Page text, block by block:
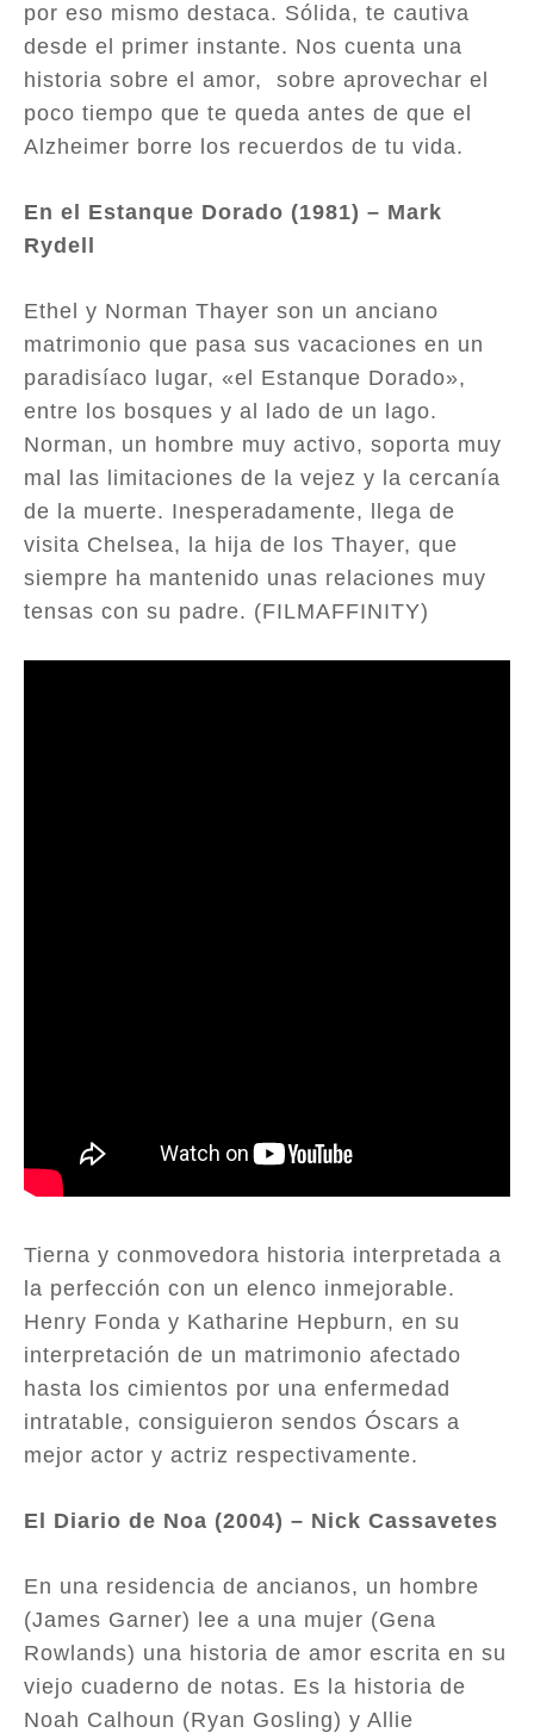
por eso mismo destaca. Sólida, te cautiva
desde el primer instante. Nos cuenta una
historia sobre el amor, sobre aprovechar el
poco tiempo que te queda antes de que el
Alzheimer borre los recuerdos de tu vida.
En el Estanque Dorado (1981) – Mark
Rydell
Ethel y Norman Thayer son un anciano
matrimonio que pasa sus vacaciones en un
paradisíaco lugar, «el Estanque Dorado»,
entre los bosques y al lado de un lago.
Norman, un hombre muy activo, soporta muy
mal las limitaciones de la vejez y la cercanía
de la muerte. Inesperadamente, llega de
visita Chelsea, la hija de los Thayer, que
siempre ha mantenido unas relaciones muy
tensas con su padre. (FILMAFFINITY)
Tierna y conmovedora historia interpretada a
la perfección con un elenco inmejorable.
Henry Fonda y Katharine Hepburn, en su
interpretación de un matrimonio afectado
hasta los cimientos por una enfermedad
intratable, consiguieron sendos Óscars a
mejor actor y actriz respectivamente.
El Diario de Noa (2004) – Nick Cassavetes
En una residencia de ancianos, un hombre
(James Garner) lee a una mujer (Gena
Rowlands) una historia de amor escrita en su
viejo cuaderno de notas. Es la historia de
Noah Calhoun (Ryan Gosling) y Allie